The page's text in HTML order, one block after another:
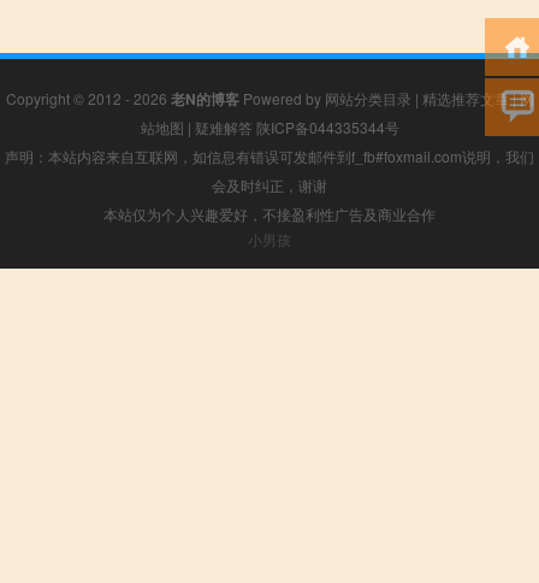
Copyright © 2012 - 2026 老N的博客Powered by 网站分类目录 | 精选推荐文章|网
站地图 | 疑难解答 陕ICP备044335344号
声明：本站内容来自互联网，如信息有错误可发邮件到f_fb#foxmail.com说明，我们
会及时纠正，谢谢
本站仅为个人兴趣爱好，不接盈利性广告及商业合作
小男孩